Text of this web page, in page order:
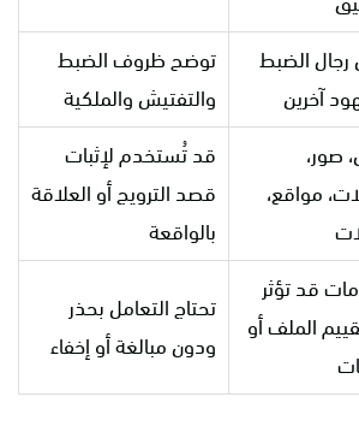
رجال الضبط
آخرين
توضح ظروف الضبط
والتفتيش والملكية
صور،
مواقع،
قد تُستخدم لإثبات
قصد الترويج أو العلاقة
بالواقعة
قد تؤثر
الملف أو
تحتاج التعامل بحذر
ودون مبالغة أو إخفاء